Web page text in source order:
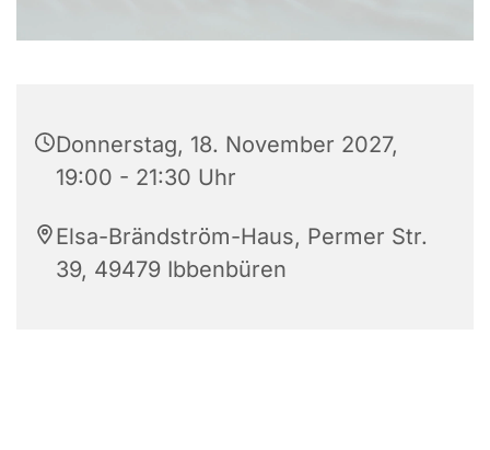
Donnerstag, 18. November 2027,
19:00 - 21:30 Uhr
Elsa-Brändström-Haus, Permer Str.
39, 49479 Ibbenbüren